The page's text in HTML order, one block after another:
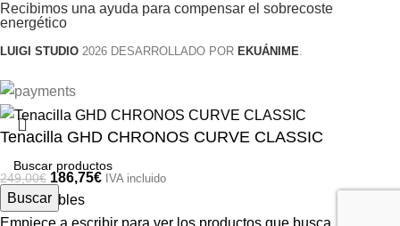
Recibimos una ayuda para compensar el sobrecoste
energético
LUIGI STUDIO 2026 DESARROLLADO POR EKUÁNIME.
Buscar
Tenacilla GHD CHRONOS CURVE CLASSIC
249,00€ 186,75€ IVA incluido
1 disponibles